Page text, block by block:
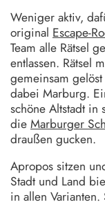
Weniger aktiv,
original Escape-
Team alle Rätsel
entlassen. Rätsel
gemeinsam
dabei Marburg.
schöne Altstadt
dieMarburger
draußen gucken.
Apropos sitzen
Stadt und Land
in allen